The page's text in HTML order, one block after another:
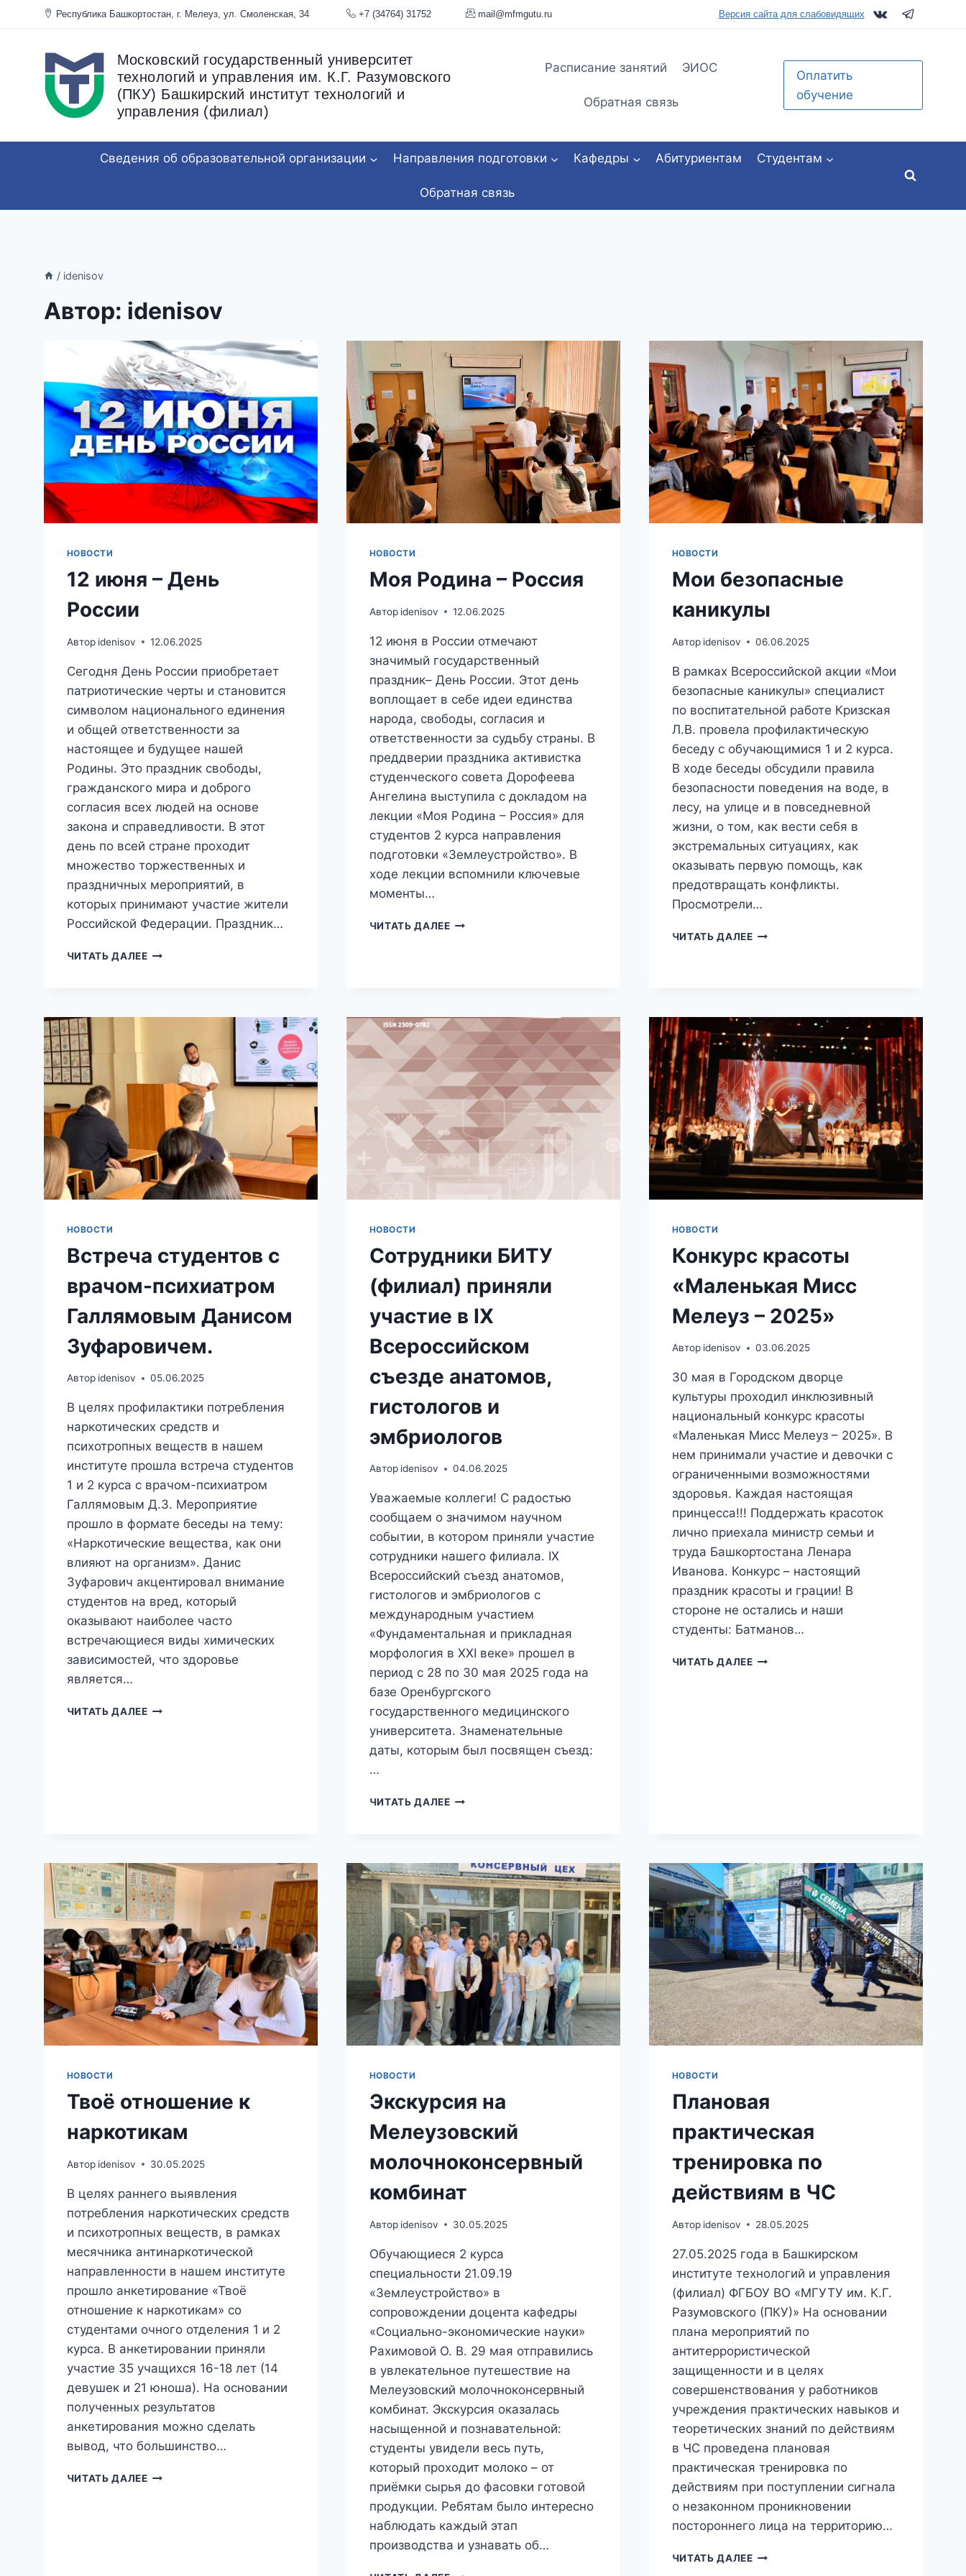
Перейти
Республика Башкортостан, г. Мелеуз, ул. Смоленская, 34 +7 (34764) 31752 mail@mfmgutu.ru Версия сайта для слабовидящих
Московский государственный университет
технологий и управления им. К.Г. Разумовского
(ПКУ) Башкирский институт технологий и
управления (филиал)
Расписание занятий ЭИОС
Обратная связь
Оплатить
обучение
Сведения об образовательной организации Направления подготовки Кафедры Абитуриентам Студентам
Обратная связь
/ idenisov
Автор: idenisov
НОВОСТИ
12 июня – День
России
Автор idenisov 12.06.2025
Сегодня День России приобретает
патриотические черты и становится
символом национального единения
и общей ответственности за
настоящее и будущее нашей
Родины. Это праздник свободы,
гражданского мира и доброго
согласия всех людей на основе
закона и справедливости. В этот
день по всей стране проходит
множество торжественных и
праздничных мероприятий, в
которых принимают участие жители
Российской Федерации. Праздник…
ЧИТАТЬ ДАЛЕЕ12
НОВОСТИ
Моя Родина – Россия
Автор idenisov 12.06.2025
12 июня в России отмечают
значимый государственный
праздник– День России. Этот день
воплощает в себе идеи единства
народа, свободы, согласия и
ответственности за судьбу страны. В
преддверии праздника активистка
студенческого совета Дорофеева
Ангелина выступила с докладом на
лекции «Моя Родина – Россия» для
студентов 2 курса направления
подготовки «Землеустройство». В
ходе лекции вспомнили ключевые
моменты…
ЧИТАТЬ ДАЛЕЕМОЯ
НОВОСТИ
Мои безопасные
каникулы
Автор idenisov 06.06.2025
В рамках Всероссийской акции «Мои
безопасные каникулы» специалист
по воспитательной работе Кризская
Л.В. провела профилактическую
беседу с обучающимися 1 и 2 курса.
В ходе беседы обсудили правила
безопасности поведения на воде, в
лесу, на улице и в повседневной
жизни, о том, как вести себя в
экстремальных ситуациях, как
оказывать первую помощь, как
предотвращать конфликты.
Просмотрели…
ЧИТАТЬ ДАЛЕЕМОИ
НОВОСТИ
Встреча студентов с
врачом-психиатром
Галлямовым Данисом
Зуфаровичем.
Автор idenisov 05.06.2025
В целях профилактики потребления
наркотических средств и
психотропных веществ в нашем
институте прошла встреча студентов
1 и 2 курса с врачом-психиатром
Галлямовым Д.З. Мероприятие
прошло в формате беседы на тему:
«Наркотические вещества, как они
влияют на организм». Данис
Зуфарович акцентировал внимание
студентов на вред, который
оказывают наиболее часто
встречающиеся виды химических
зависимостей, что здоровье
является…
ЧИТАТЬ ДАЛЕЕВСТРЕЧА
НОВОСТИ
Сотрудники БИТУ
(филиал) приняли
участие в IX
Всероссийском
съезде анатомов,
гистологов и
эмбриологов
Автор idenisov 04.06.2025
Уважаемые коллеги! С радостью
сообщаем о значимом научном
событии, в котором приняли участие
сотрудники нашего филиала. IX
Всероссийский съезд анатомов,
гистологов и эмбриологов с
международным участием
«Фундаментальная и прикладная
морфология в XXI веке» прошел в
период с 28 по 30 мая 2025 года на
базе Оренбургского
государственного медицинского
университета. Знаменательные
даты, которым был посвящен съезд:
…
ЧИТАТЬ ДАЛЕЕСОТРУДНИКИ
В
IX
ВСЕРОССИЙСКОМ
СЪЕЗДЕ
АНАТОМОВ,
ГИСТОЛОГОВ
И
ЭМБРИОЛОГОВ
НОВОСТИ
Конкурс красоты
«Маленькая Мисс
Мелеуз – 2025»
Автор idenisov 03.06.2025
30 мая в Городском дворце
культуры проходил инклюзивный
национальный конкурс красоты
«Маленькая Мисс Мелеуз – 2025». В
нем принимали участие и девочки с
ограниченными возможностями
здоровья. Каждая настоящая
принцесса!!! Поддержать красоток
лично приехала министр семьи и
труда Башкортостана Ленара
Иванова. Конкурс – настоящий
праздник красоты и грации! В
стороне не остались и наши
студенты: Батманов…
ЧИТАТЬ ДАЛЕЕКОНКУРС
НОВОСТИ
Твоё отношение к
наркотикам
Автор idenisov 30.05.2025
В целях раннего выявления
потребления наркотических средств
и психотропных веществ, в рамках
месячника антинаркотической
направленности в нашем институте
прошло анкетирование «Твоё
отношение к наркотикам» со
студентами очного отделения 1 и 2
курса. В анкетировании приняли
участие 35 учащихся 16-18 лет (14
девушек и 21 юноша). На основании
полученных результатов
анкетирования можно сделать
вывод, что большинство…
ЧИТАТЬ ДАЛЕЕТВОЁ
НОВОСТИ
Экскурсия на
Мелеузовский
молочноконсервный
комбинат
Автор idenisov 30.05.2025
Обучающиеся 2 курса
специальности 21.09.19
«Землеустройство» в
сопровождении доцента кафедры
«Социально-экономические науки»
Рахимовой О. В. 29 мая отправились
в увлекательное путешествие на
Мелеузовский молочноконсервный
комбинат. Экскурсия оказалась
насыщенной и познавательной:
студенты увидели весь путь,
который проходит молоко – от
приёмки сырья до фасовки готовой
продукции. Ребятам было интересно
наблюдать каждый этап
производства и узнавать об…
НОВОСТИ
Плановая
практическая
тренировка по
действиям в ЧС
Автор idenisov 28.05.2025
27.05.2025 года в Башкирском
институте технологий и управления
(филиал) ФГБОУ ВО «МГУТУ им. К.Г.
Разумовского (ПКУ)» На основании
плана мероприятий по
антитеррористической
защищенности и в целях
совершенствования у работников
учреждения практических навыков и
теоретических знаний по действиям
в ЧС проведена плановая
практическая тренировка по
действиям при поступлении сигнала
о незаконном проникновении
постороннего лица на территорию…
ЧИТАТЬ ДАЛЕЕПЛАНОВАЯ